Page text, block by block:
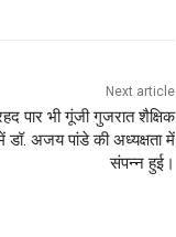
Next article
पार भी गूंजी गुजरात शैक्षिक
डॉ. अजय पांडे की अध्यक्षता में
संपन्न हुई।